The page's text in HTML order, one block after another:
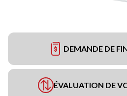
DEMANDE DE
ÉVALUATION DE